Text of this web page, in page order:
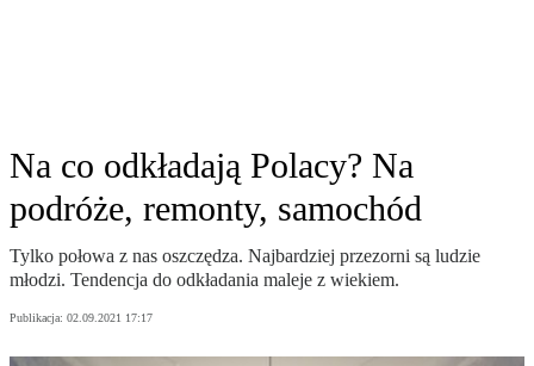
Na co odkładają Polacy? Na
podróże, remonty, samochód
Tylko połowa z nas oszczędza. Najbardziej przezorni są ludzie
młodzi. Tendencja do odkładania maleje z wiekiem.
Publikacja: 02.09.2021 17:17